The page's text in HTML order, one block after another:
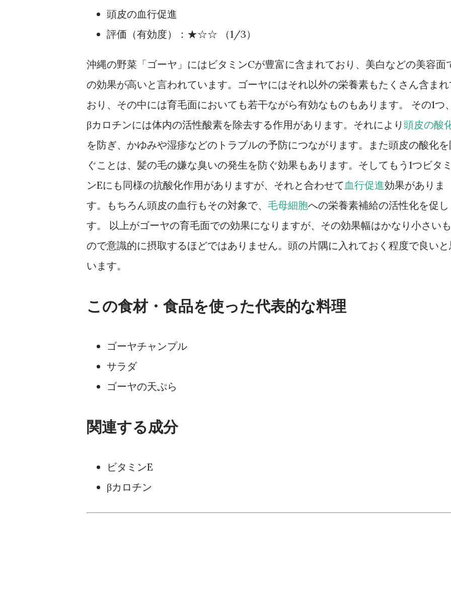
頭皮の血行促進
評価（有効度）：★☆☆ （1/3）
沖縄の野菜「ゴーヤ」にはビタミンCが豊富に含まれており、美白などの美容面
の効果が高いと言われています。ゴーヤにはそれ以外の栄養素もたくさん含ま
おり、その中には育毛面においても若干ながら有効なものもあります。 その1つ
βカロチンには体内の活性酸素を除去する作用があります。それにより 頭皮の酸
を防ぎ、かゆみや湿疹などのトラブルの予防につながります。また頭皮の酸化
ぐことは、髪の毛の嫌な臭いの発生を防ぐ効果もあります。そしてもう1つビタ
ンEにも同様の抗酸化作用がありますが、それと合わせて 血行促進効果がありま
す。もちろん頭皮の血行もその対象で、 毛母細胞への栄養素補給の活性化を促
す。 以上がゴーヤの育毛面での効果になりますが、その効果幅はかなり小さいも
ので意識的に摂取するほどではありません。頭の片隅に入れておく程度で良い
います。
この食材・食品を使った代表的な料理
ゴーヤチャンプル
サラダ
ゴーヤの天ぷら
関連する成分
ビタミンE
βカロチン